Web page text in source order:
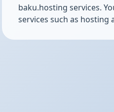
baku.hosting services.
services such as hosting